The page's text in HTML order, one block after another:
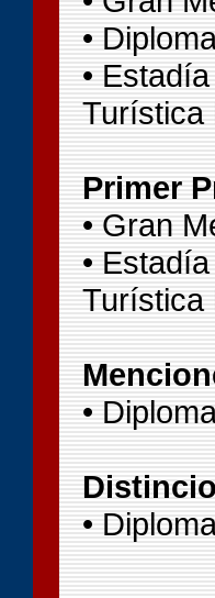
•
•
Turística
Primer
• Gran
•
Turística
•
•